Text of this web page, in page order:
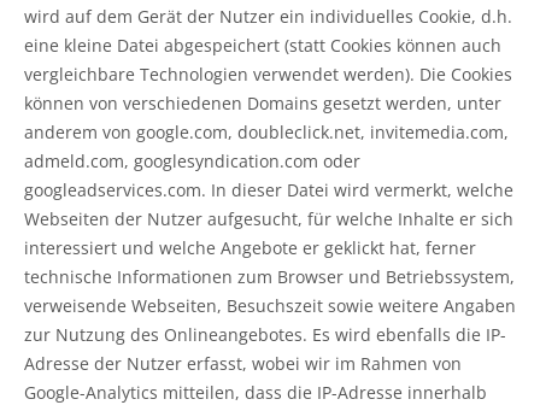
wird auf dem Gerät der Nutzer ein individuelles Cookie, d.h.
eine kleine Datei abgespeichert (statt Cookies können auch
vergleichbare Technologien verwendet werden). Die Cookies
können von verschiedenen Domains gesetzt werden, unter
anderem von google.com, doubleclick.net, invitemedia.com,
admeld.com, googlesyndication.com oder
googleadservices.com. In dieser Datei wird vermerkt, welche
Webseiten der Nutzer aufgesucht, für welche Inhalte er sich
interessiert und welche Angebote er geklickt hat, ferner
technische Informationen zum Browser und Betriebssystem,
verweisende Webseiten, Besuchszeit sowie weitere Angaben
zur Nutzung des Onlineangebotes. Es wird ebenfalls die IP-
Adresse der Nutzer erfasst, wobei wir im Rahmen von
Google-Analytics mitteilen, dass die IP-Adresse innerhalb